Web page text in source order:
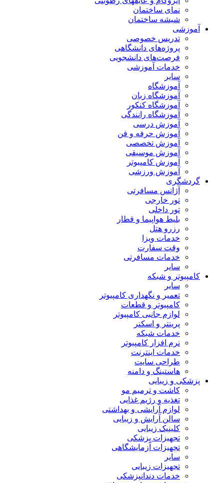
نمای ساختمان
شیشه ساختمان
آموزشی
تدریس خصوصی
پروژه‌های دانشگاهی
فرصت‌های دانشجویی
خدمات آموزشی
سایر
آموزشگاه
آموزشگاه زبان
آموزشگاه کنکور
آموزشگاه رانندگی
آموزش درسی
آموزش حرفه و فن
آموزش تخصصی
آموزش موسیقی
آموزش کامپیوتر
آموزش ورزشی
گردشگری
آژانس مسافرتی
تور خارجی
تور داخلی
بلیط هواپیما و قطار
رزرو هتل
خدمات ویزا
وقت سفارت
خدمات مسافرتی
سایر
کامپیوتر و شبکه
سایر
تعمیر و نگهداری کامپیوتر
کامپیوتر و قطعات
لوازم جانبی کامپیوتر
پرینتر و اسکنر
خدمات شبکه
نرم افزار کامپیوتر
خدمات اینترنت
طراحی سایت
هاستینگ و دامنه
پزشکی و زیبایی
کاشت و ترمیم مو
تغذیه و رژیم غذایی
لوازم آرایشی و بهداشتی
سالن آرایش و زیبایی
کلینیک زیبایی
تجهیزات پزشکی
تجهیزات آزمایشگاهی
سایر
تجهیزات زیبایی
خدمات دندانپزشکی